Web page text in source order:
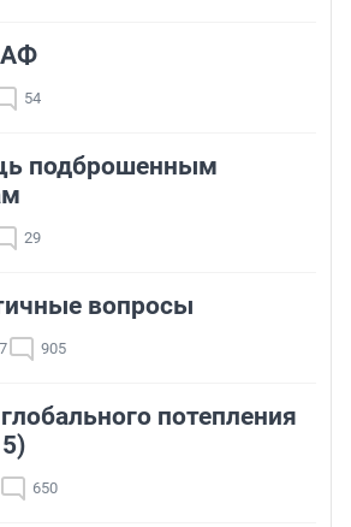
АФ
54
подброшенным
29
вопросы
905
потепления
650